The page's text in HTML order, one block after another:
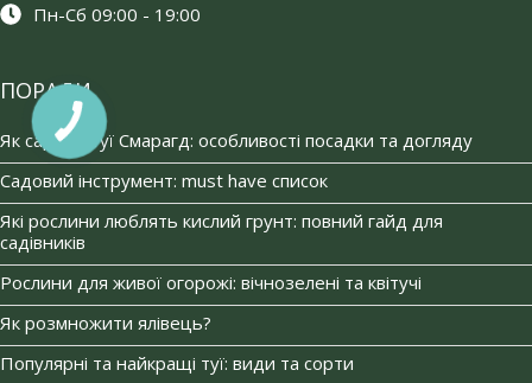
Пн-Сб 09:00 - 19:00
ПОРАДИ
Як садити туї Смарагд: особливості посадки та догляду
Садовий інструмент: must have список
Які рослини люблять кислий грунт: повний гайд для
садівників
Рослини для живої огорожі: вічнозелені та квітучі
Як розмножити ялівець?
Популярні та найкращі туї: види та сорти